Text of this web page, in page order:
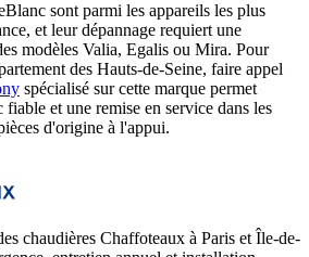
sont parmi les appareils les plus
et leur dépannage requiert une
modèles Valia, Egalis ou Mira. Pour
des Hauts-de-Seine, faire appel
spécialisé sur cette marque permet
et une remise en service dans les
d'origine à l'appui.
chaudières Chaffoteaux à Paris et Île-de-